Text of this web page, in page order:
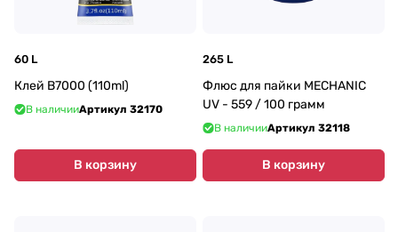
60 L
Клей B7000 (110ml)
В наличииАртикул 32170
В корзину
265 L
Флюс для пайки MECHANIC
UV - 559 / 100 грамм
В наличииАртикул 32118
В корзину